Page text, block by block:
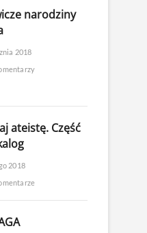
narodziny
2018
ateistę. Część
2018